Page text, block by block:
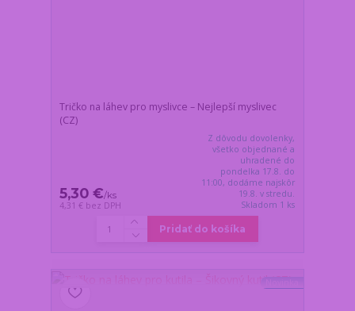
Tričko na láhev pro myslivce – Nejlepší myslivec
(CZ)
5,30 €/ks
4,31 € bez DPH
Z dôvodu dovolenky,
všetko objednané a
uhradené do
pondelka 17.8. do
11:00, dodáme najskôr
19.8. v stredu.
Skladom 1 ks
Pridať do košíka